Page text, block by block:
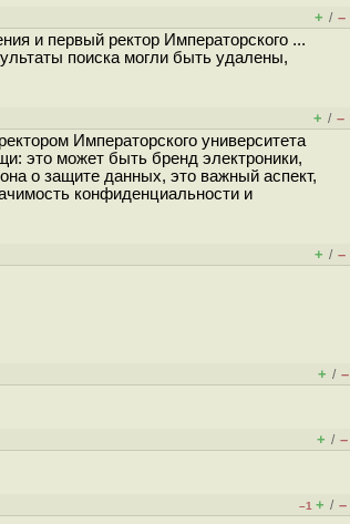
+ / –
и первый ректор Императорского ...
поиска могли быть удалены,
+ / –
Императорского университета
это может быть бренд электроники,
о защите данных, это важный аспект,
конфиденциальности и
+ / –
+ / –
+ / –
–1 + / –